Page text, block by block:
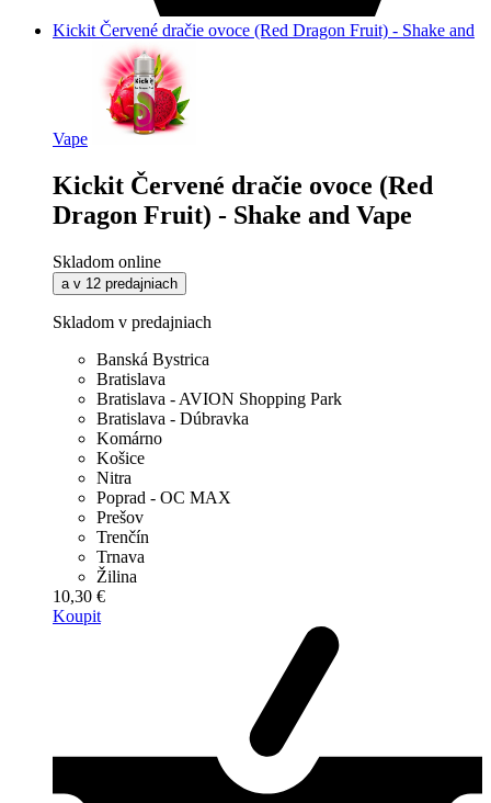
Kickit Červené dračie ovoce (Red Dragon Fruit) - Shake and
Vape
Kickit Červené dračie ovoce (Red
Dragon Fruit) - Shake and Vape
Skladom online
a v 12 predajniach
Skladom v predajniach
Banská Bystrica
Bratislava
Bratislava - AVION Shopping Park
Bratislava - Dúbravka
Komárno
Košice
Nitra
Poprad - OC MAX
Prešov
Trenčín
Trnava
Žilina
10,30 €
Koupit